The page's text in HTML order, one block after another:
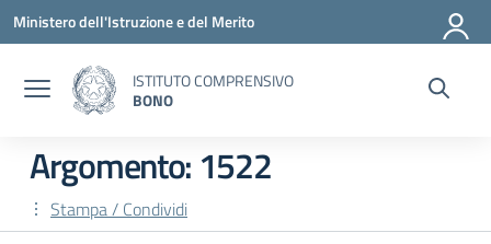
Vai ai contenuti
Vai al menu di navigazione
Vai al footer
Ministero dell'Istruzione e del Merito
ISTITUTO COMPRENSIVO
BONO
Argomento: 1522
Stampa / Condividi